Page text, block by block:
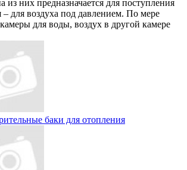
из них предназначается для поступления
– для воздуха под давлением. По мере
для воды, воздух в другой камере
баки для отопления